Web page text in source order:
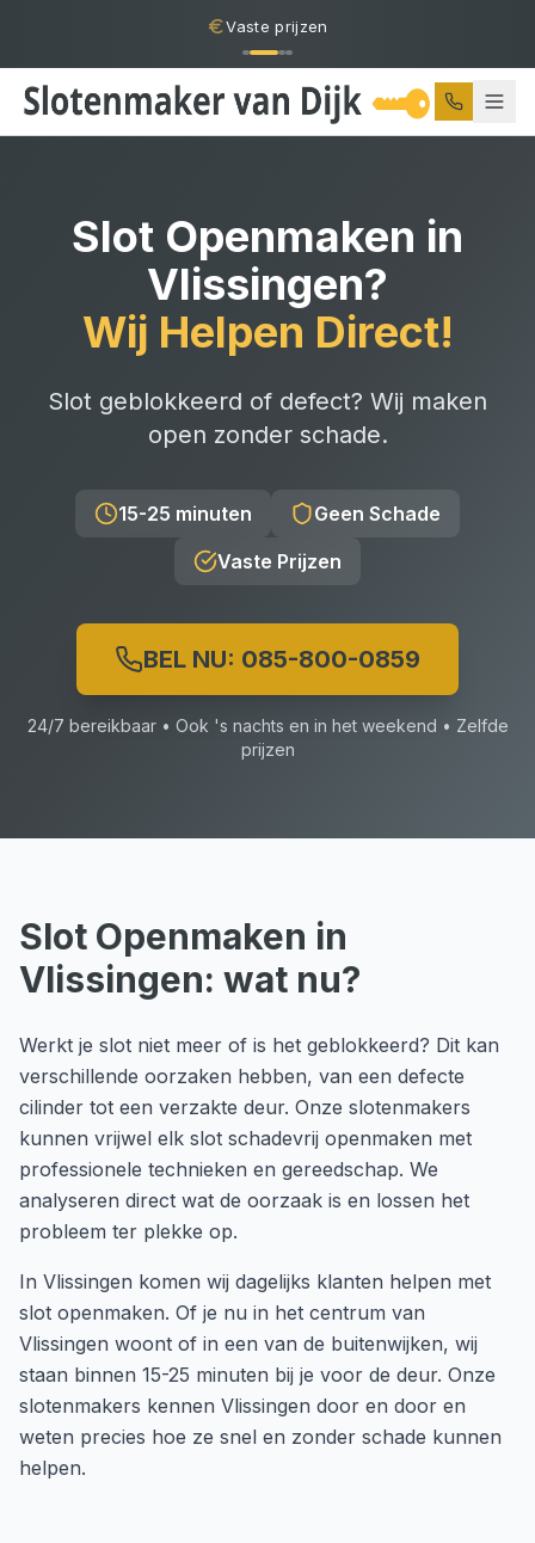
Vaste prijzen
Slot Openmaken in
Vlissingen?
Wij Helpen Direct!
Slot geblokkeerd of defect? Wij maken
open zonder schade.
15-25 minuten
Geen Schade
Vaste Prijzen
BEL NU: 085-800-0859
24/7 bereikbaar • Ook 's nachts en in het weekend • Zelfde
prijzen
Slot Openmaken in
Vlissingen: wat nu?
Werkt je slot niet meer of is het geblokkeerd? Dit kan
verschillende oorzaken hebben, van een defecte
cilinder tot een verzakte deur. Onze slotenmakers
kunnen vrijwel elk slot schadevrij openmaken met
professionele technieken en gereedschap. We
analyseren direct wat de oorzaak is en lossen het
probleem ter plekke op.
In Vlissingen komen wij dagelijks klanten helpen met
slot openmaken. Of je nu in het centrum van
Vlissingen woont of in een van de buitenwijken, wij
staan binnen 15-25 minuten bij je voor de deur. Onze
slotenmakers kennen Vlissingen door en door en
weten precies hoe ze snel en zonder schade kunnen
helpen.